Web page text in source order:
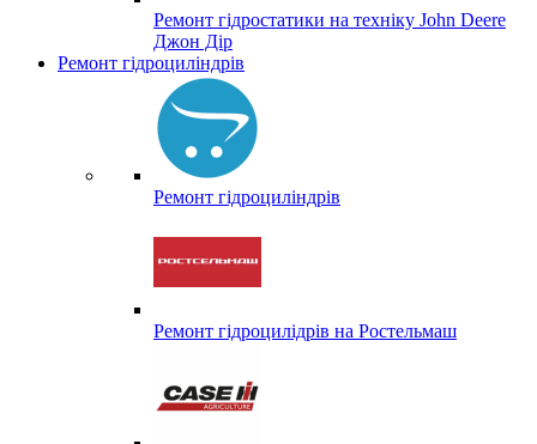
Ремонт гідростатики на техніку John Deere
Джон Дір
Ремонт гідроциліндрів
Ремонт гідроциліндрів
Ремонт гідроцилідрів на Ростельмаш